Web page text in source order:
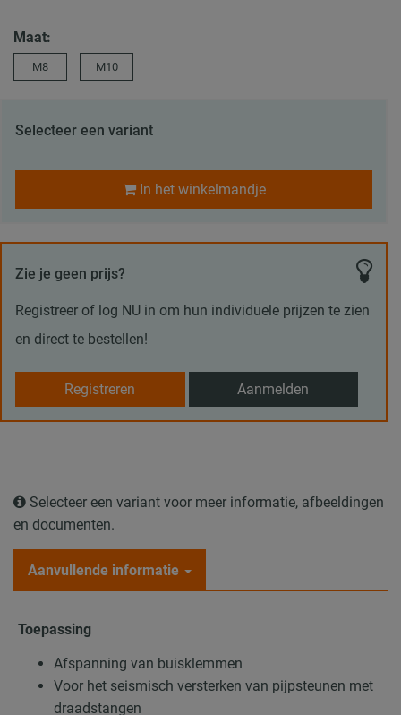
Maat:
M8 M10
Selecteer een variant
In het winkelmandje
Zie je geen prijs?
Registreer of log NU in om hun individuele prijzen te zien
en direct te bestellen!
Registreren Aanmelden
Selecteer een variant voor meer informatie, afbeeldingen
en documenten.
Aanvullende informatie
Toepassing
Afspanning van buisklemmen
Voor het seismisch versterken van pijpsteunen met
draadstangen